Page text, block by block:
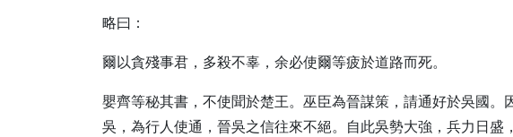
略曰：
爾以貪殘事君，多殺不辜，余必使爾等疲於道路而死。
嬰齊等秘其書，不使聞於楚王。巫臣為晉謀策，請通好於吳國。
吳，為行人使通，晉吳之信往來不絕。自此吳勢大強，兵力日盛